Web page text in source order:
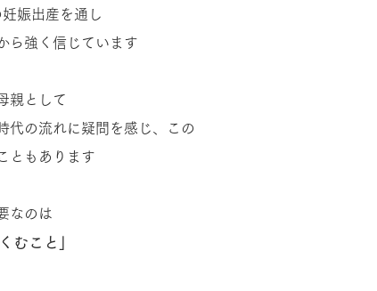
娠出産を通し
ら強く信じています
親として
代の流れに疑問を感じ、この
ともあります
なのは
むこと」